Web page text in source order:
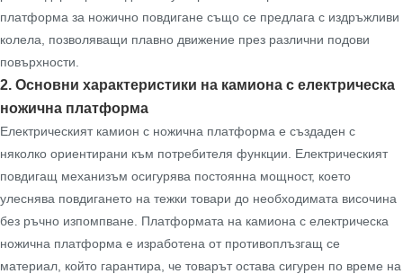
платформа за ножично повдигане също се предлага с издръжливи
колела, позволяващи плавно движение през различни подови
повърхности.
2. Основни характеристики на камиона с електрическа
ножична платформа
Електрическият камион с ножична платформа е създаден с
няколко ориентирани към потребителя функции. Електрическият
повдигащ механизъм осигурява постоянна мощност, което
улеснява повдигането на тежки товари до необходимата височина
без ръчно изпомпване. Платформата на камиона с електрическа
ножична платформа е изработена от противоплъзгащ се
материал, който гарантира, че товарът остава сигурен по време на